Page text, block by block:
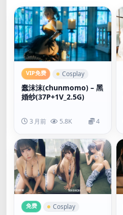
VIP免费 Cosplay
蠢沫沫(chunmomo) – 黑
婚纱(37P+1V_2.5G)
3 月前 5.8K 4
免费 Cosplay